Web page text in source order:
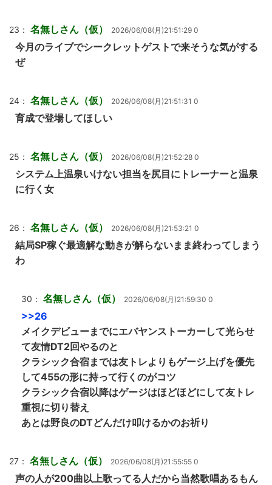
23： 名無しさん（仮） 2026/06/08(月)21:51:29 0
今月のライブでシークレットゲストで来そうな気がする
ぜ
24： 名無しさん（仮） 2026/06/08(月)21:51:31 0
育成で登場してほしい
25： 名無しさん（仮） 2026/06/08(月)21:52:28 0
システム上温泉いけない担当を尻目にトレーナーと温泉
に行く女
26： 名無しさん（仮） 2026/06/08(月)21:53:21 0
結局SP稼ぐ最適解な動きが解らないまま終わってしまう
わ
30： 名無しさん（仮） 2026/06/08(月)21:59:30 0
>>26
メイクデビューまでにエバヤンストーカーして光らせ
て友情DT2回やるのと
クラシック合宿までは友トレよりもゲージ上げを優先
して455の形に持って行くのがコツ
クラシック合宿以降はゲージはほどほどにして友トレ
重視に切り替え
あとは野良のDTどんだけ叩けるかのお祈り
27： 名無しさん（仮） 2026/06/08(月)21:55:55 0
声の人が200曲以上歌ってる人だから当然歌唱あるもん